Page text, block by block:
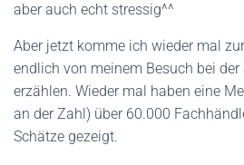
aber auch echt stressig^^
Aber jetzt komme ich wieder mal
endlich von meinem Besuch bei
erzählen. Wieder mal haben eine
an der Zahl) über 60.000
Schätze gezeigt.